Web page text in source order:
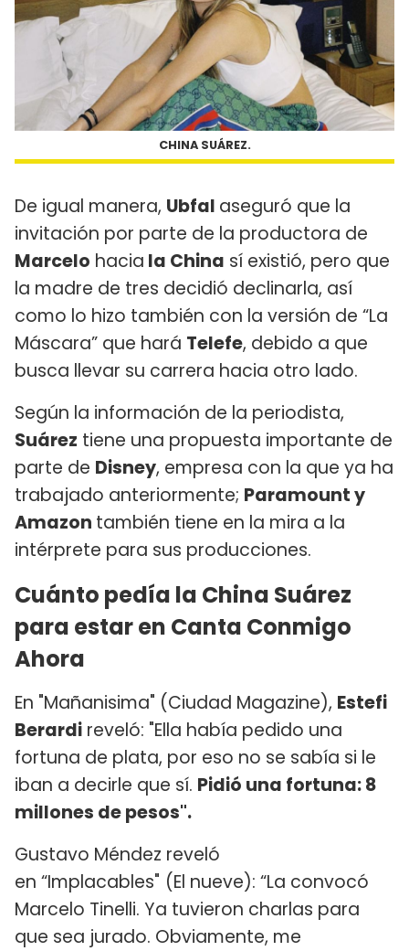
CHINA SUÁREZ.
De igual manera, Ubfal aseguró que la
invitación por parte de la productora de
Marcelo hacia la China sí existió, pero que
la madre de tres decidió declinarla, así
como lo hizo también con la versión de “La
Máscara” que hará Telefe, debido a que
busca llevar su carrera hacia otro lado.
Según la información de la periodista,
Suárez tiene una propuesta importante de
parte de Disney, empresa con la que ya ha
trabajado anteriormente; Paramount y
Amazon también tiene en la mira a la
intérprete para sus producciones.
Cuánto pedía la China Suárez
para estar en Canta Conmigo
Ahora
En "Mañanisima" (Ciudad Magazine), Estefi
Berardi reveló: "Ella había pedido una
fortuna de plata, por eso no se sabía si le
iban a decirle que sí. Pidió una fortuna: 8
millones de pesos".
Gustavo Méndez reveló
en “Implacables" (El nueve): “La convocó
Marcelo Tinelli. Ya tuvieron charlas para
que sea jurado. Obviamente, me